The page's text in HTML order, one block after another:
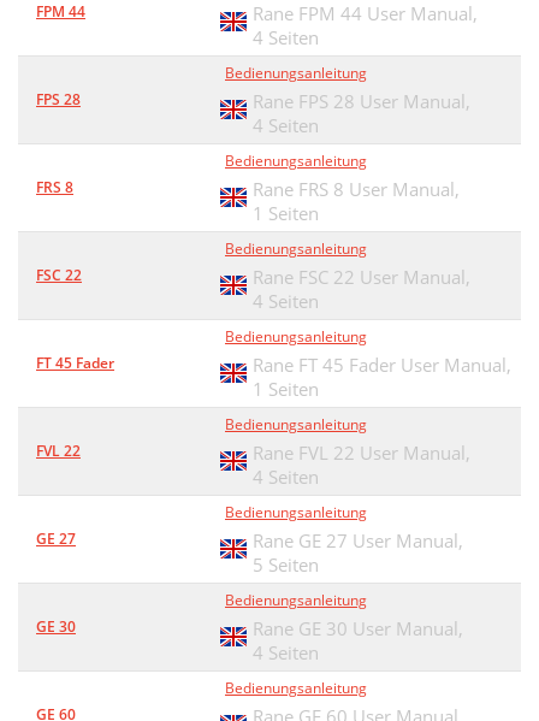
FPM 44
Rane FPM 44 User Manual,
4 Seiten
FPS 28
Bedienungsanleitung
Rane FPS 28 User Manual,
4 Seiten
FRS 8
Bedienungsanleitung
Rane FRS 8 User Manual,
1 Seiten
FSC 22
Bedienungsanleitung
Rane FSC 22 User Manual,
4 Seiten
FT 45 Fader
Bedienungsanleitung
Rane FT 45 Fader User Manual,
1 Seiten
FVL 22
Bedienungsanleitung
Rane FVL 22 User Manual,
4 Seiten
GE 27
Bedienungsanleitung
Rane GE 27 User Manual,
5 Seiten
GE 30
Bedienungsanleitung
Rane GE 30 User Manual,
4 Seiten
GE 60
Bedienungsanleitung
Rane GE 60 User Manual,